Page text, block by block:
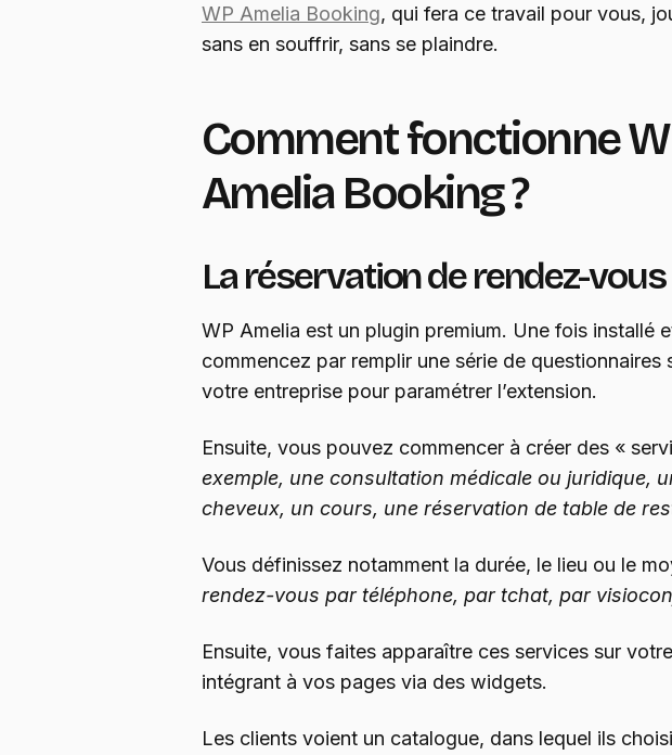
WP Amelia Booking, qui fera ce travail pour vous,
sans en souffrir, sans se plaindre.
Comment fonctionne
Amelia Booking ?
La réservation de rendez-vous
WP Amelia est un plugin premium. Une fois installé
commencez par remplir une série de questionnaires
votre entreprise pour paramétrer l’extension.
Ensuite, vous pouvez commencer à créer des «
exemple, une consultation médicale ou juridique,
cheveux, un cours, une réservation de table de
Vous définissez notamment la durée, le lieu ou le
rendez-vous par téléphone, par tchat, par
Ensuite, vous faites apparaître ces services sur
intégrant à vos pages via des widgets.
Les clients voient un catalogue, dans lequel ils